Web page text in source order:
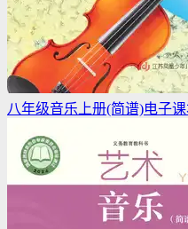
八年级音乐上册(简谱)电子